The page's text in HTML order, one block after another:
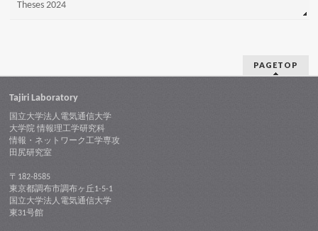
Theses 2024
PAGETOP
Tajiri Laboratory
国立大学法人電気通信大学
大学院 情報理工学研究科
情報・ネットワーク工学専攻
田尻研究室
〒182-8585
東京都調布市調布ヶ丘1-5-1
国立大学法人電気通信大学
東31号館